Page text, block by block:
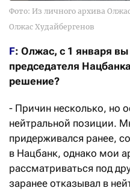
Фото: Из личного архива
Олжас Худайбергенов
F: Олжас, с 1 января вы
председателя
решение?
- Причин несколько, но
нейтральной позиции.
придерживался ранее,
в Нацбанк, однако мои
рассматриваться под
заранее отказывал в